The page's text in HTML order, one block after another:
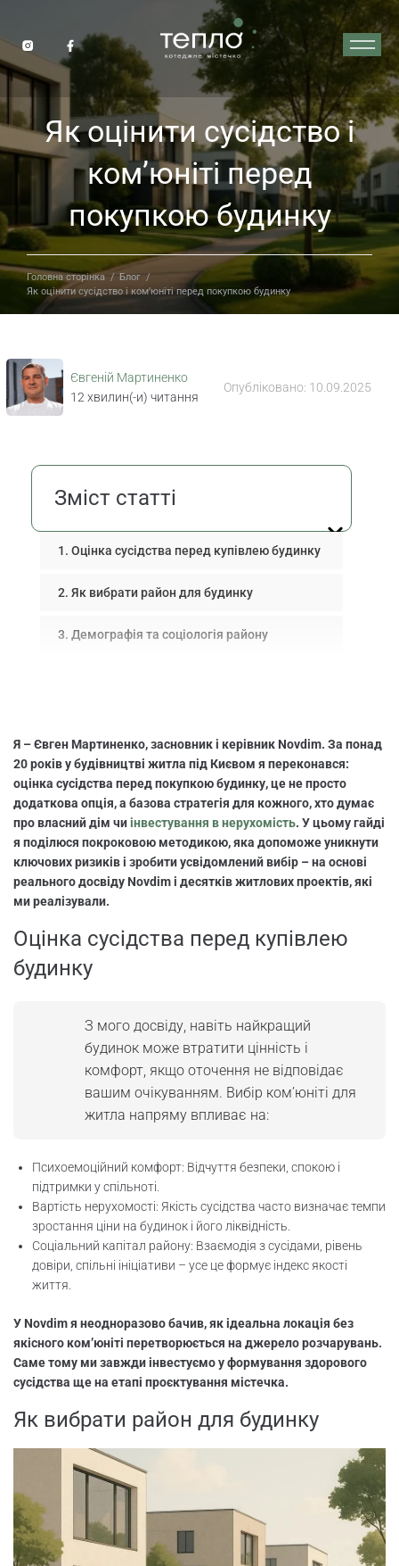
Як оцінити сусідство і
ком’юніті перед
покупкою будинку
Головна сторінка / Блог /
Як оцінити сусідство і ком’юніті перед покупкою будинку
Євгеній Мартиненко
12 хвилин(-и) читання
Опубліковано: 10.09.2025
Зміст статті
Оцінка сусідства перед купівлею будинку
Як вибрати район для будинку
Демографія та соціологія району
Оцінка сусідів і залученість спільноти
Як дізнатися інформацію про сусідів та
район
Як оцінити залученість спільноти
Юридичні ризики вибору локації
Вплив сусідства на інвестиції та
рентабельність
ком’юніті
Котеджні містечка чи відкрите
поселення
Вибір локації для різних цільових груп
Я – Євген Мартиненко, засновник і керівник Novdim. За понад
20 років у будівництві житла під Києвом я переконався:
оцінка сусідства перед покупкою будинку, це не просто
додаткова опція, а базова стратегія для кожного, хто думає
про власний дім чи інвестування в нерухомість. У цьому гайді
я поділюся покроковою методикою, яка допоможе уникнути
ключових ризиків і зробити усвідомлений вибір – на основі
реального досвіду Novdim і десятків житлових проектів, які
ми реалізували.
Оцінка сусідства перед купівлею
будинку
З мого досвіду, навіть найкращий
будинок може втратити цінність і
комфорт, якщо оточення не відповідає
вашим очікуванням. Вибір ком’юніті для
житла напряму впливає на:
Психоемоційний комфорт: Відчуття безпеки, спокою і
підтримки у спільноті.
Вартість нерухомості: Якість сусідства часто визначає темпи
зростання ціни на будинок і його ліквідність.
Соціальний капітал району: Взаємодія з сусідами, рівень
довіри, спільні ініціативи – усе це формує індекс якості
життя.
У Novdim я неодноразово бачив, як ідеальна локація без
якісного ком’юніті перетворюється на джерело розчарувань.
Саме тому ми завжди інвестуємо у формування здорового
сусідства ще на етапі проєктування містечка.
Як вибрати район для будинку